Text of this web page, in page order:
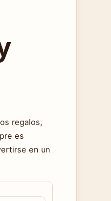
regalos,
es
en un